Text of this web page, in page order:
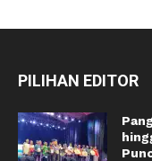
PILIHAN EDITOR